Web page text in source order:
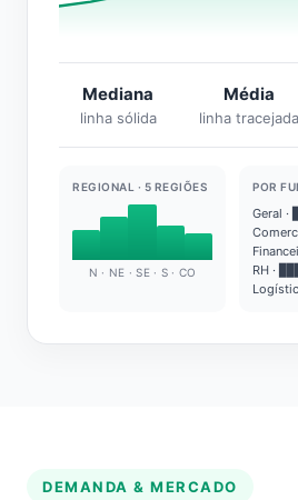
Mediana
linha sólida
Média
linha tracejada
REGIONAL · 5 REGIÕES
N · NE · SE · S · CO
POR
Geral ·
RH ·
DEMANDA & MERCADO